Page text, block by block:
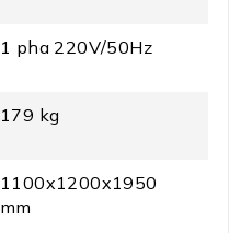
1 pha 220V/50Hz
179 kg
1100x1200x1950
mm